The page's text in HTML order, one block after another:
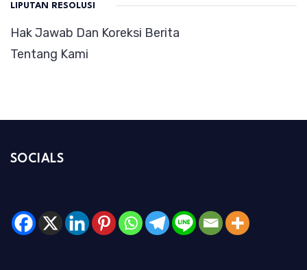
LIPUTAN RESOLUSI
Hak Jawab Dan Koreksi Berita
Tentang Kami
SOCIALS